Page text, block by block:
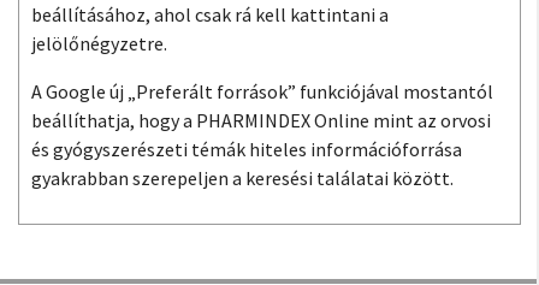
beállításához, ahol csak rá kell kattintani a
jelölőnégyzetre.
A Google új „Preferált források” funkciójával mostantól
beállíthatja, hogy a PHARMINDEX Online mint az orvosi
és gyógyszerészeti témák hiteles információforrása
gyakrabban szerepeljen a keresési találatai között.